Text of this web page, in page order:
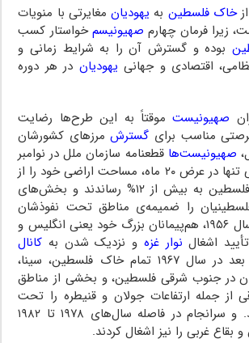
خاک فلسطین به یهودیانمغایرتی با منویات
زیرا فرمان چهارم صهیونیسمخواستار کسب
بوده و گسترش آن را به شرایط زمانی و
اقتصادی و جهانی یهودیان در هر دوره
صهیونیستموقتاً به این طرح‌ها رضایت
مناسب برای گسترشمرزهای کشورشان
صهیونیست‌ها قطعنامه سازمان ملل در نوامبر
۱۹۴۷ را پذیرفتند ولی تنها در عرض ۲۰ ماه، مساحت اراضی خود را از
حدود ۷% از خاک فلسطین به بیش از ۱۲% رساندند و بخش‌های
را ضمیمه‌ی مناطق تحت نفوذشان
ساختند. سپس در سال ۱۹۵۶، هم‌پیمانان بزرگ خود یعنی انگلیس و
اشغال نوار غزه و نزدیک شدن به کانال
کردند. مدتی بعد در سال ۱۹۶۷ تمام خاک فلسطین، سینا،
در جنوب شرقی فلسطین، و بخشی از مناطق
از جمله ارتفاعات جولان و قنیطره را تحت
سیطره خود درآورند. و سرانجام در فاصله سال‌های ۱۹۷۸ تا ۱۹۸۲
بقاع غربی را نیز اشغال کردند.